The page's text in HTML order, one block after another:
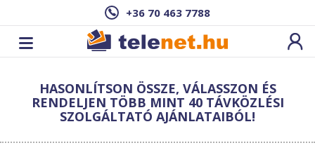
+36 70 463 7788
Ez a csomag sajnos nem elérhető az Ön
címén.Megnézem másik címen!
vissza a szolgáltatásokhoz
HASONLÍTSON ÖSSZE, VÁLASSZON ÉS
RENDELJEN TÖBB MINT 40 TÁVKÖZLÉSI
SZOLGÁLTATÓ AJÁNLATAIBÓL!